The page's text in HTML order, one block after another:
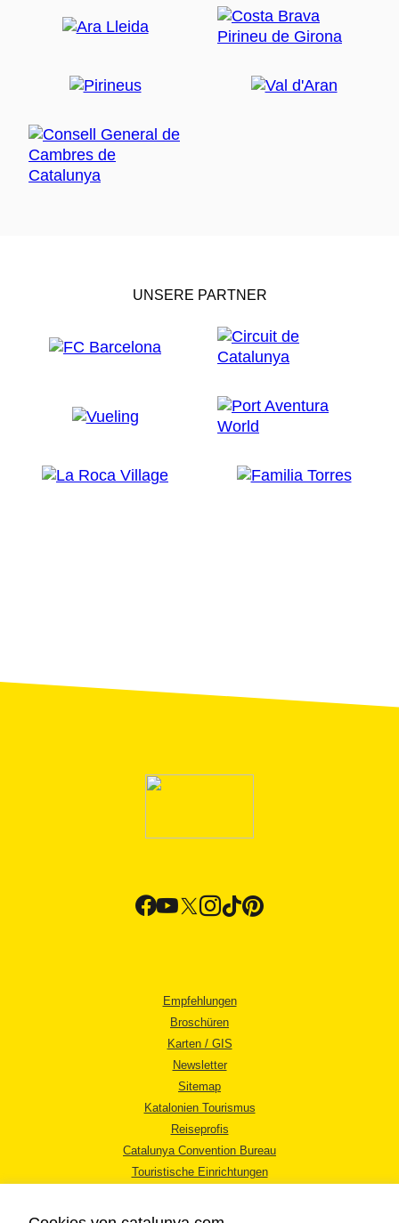
UNSERE PARTNER
Empfehlungen
Broschüren
Karten / GIS
Newsletter
Sitemap
Katalonien Tourismus
Reiseprofis
Catalunya Convention Bureau
Touristische Einrichtungen